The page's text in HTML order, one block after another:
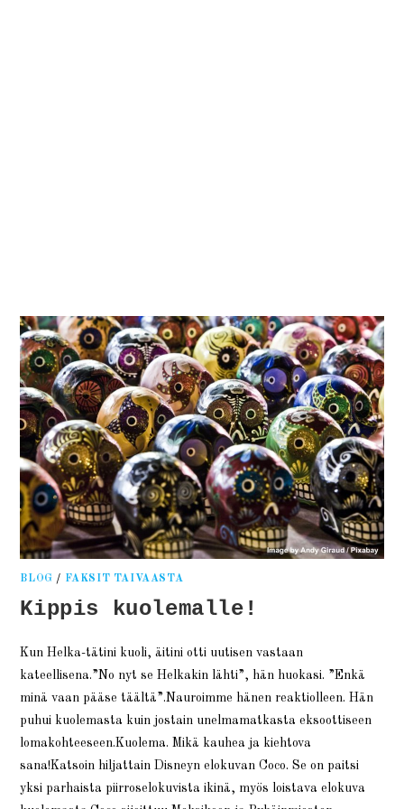
BLOG / FAKSIT TAIVAASTA
Kippis kuolemalle!
Kun Helka-tätini kuoli, äitini otti uutisen vastaan
kateellisena.”No nyt se Helkakin lähti”, hän huokasi. ”Enkä
minä vaan pääse täältä”.Nauroimme hänen reaktiolleen. Hän
puhui kuolemasta kuin jostain unelmamatkasta eksoottiseen
lomakohteeseen.Kuolema. Mikä kauhea ja kiehtova
sana!Katsoin hiljattain Disneyn elokuvan Coco. Se on paitsi
yksi parhaista piirroselokuvista ikinä, myös loistava elokuva